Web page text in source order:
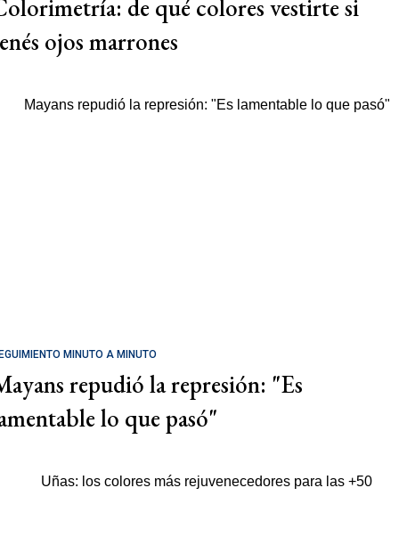
de qué colores vestirte si
ojos marrones
MINUTO A MINUTO
repudió la represión: "Es
lo que pasó"